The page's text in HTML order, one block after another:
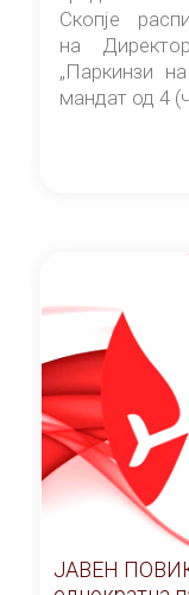
Скопје
на
„Паркинзи
мандат од 4
ЈАВЕН ПОВИК за доделување